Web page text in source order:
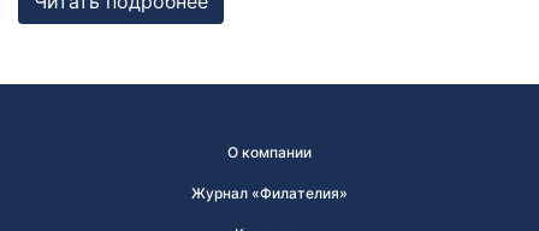
объединенные общей темой. Художественная
может быть прекрасным
подарком!
О компании
Журнал «Филателия»